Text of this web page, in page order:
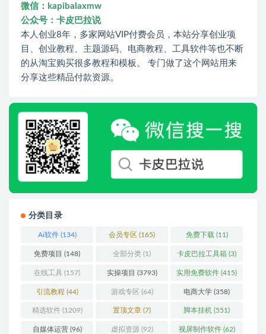
微信：kapibalaxmw
公众号：卡皮巴拉说
本人创业8年，多家网站VIP付费会员，本站分享创业项
目、创业教程、主题源码、电商教程、工具软件等也不断
的从淘宝购买很多教程和模板。 专门做了这个网站用来
分享这些精品付款资源。
分类目录
Ai软件(134) 会员专区 (165) 免费下载 (11)
免费项目 (148) 全部分类 (1) 卡皮巴拉工具箱 (3)
在线工具 (157) 实操项目 (3793) 实用免费软件 (415)
引流教程 (44) 游戏专区 (64) 电商大学 (358)
精选软件(1209) 置顶文章 (7) 脚本挂机 (551)
自媒体运营(96) 虚拟资源 (92) 视屏制作软件(62)